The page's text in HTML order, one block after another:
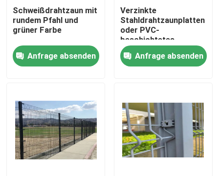
Haus
Produkte
VR-Show
Über uns
Schweißdrahtzaun mit
rundem Pfahl und
grüner Farbe
Anfrage absenden
Verzinkte
Stahldrahtzaunplatten
oder PVC-
beschichtetes
Drahtnetz für den
MarktAnfrage absenden